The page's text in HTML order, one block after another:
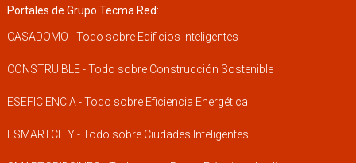
Portales de Grupo Tecma Red:
CASADOMO - Todo sobre Edificios Inteligentes
CONSTRUIBLE - Todo sobre Construcción Sostenible
ESEFICIENCIA - Todo sobre Eficiencia Energética
ESMARTCITY - Todo sobre Ciudades Inteligentes